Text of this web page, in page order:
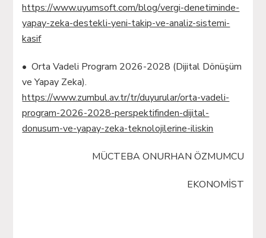
https://www.uyumsoft.com/blog/vergi-denetiminde-
yapay-zeka-destekli-yeni-takip-ve-analiz-sistemi-
kasif
• Orta Vadeli Program 2026-2028 (Dijital Dönüşüm
ve Yapay Zeka).
https://www.zumbul.av.tr/tr/duyurular/orta-vadeli-
program-2026-2028-perspektifinden-dijital-
donusum-ve-yapay-zeka-teknolojilerine-iliskin
MÜCTEBA ONURHAN ÖZMUMCU
EKONOMİST